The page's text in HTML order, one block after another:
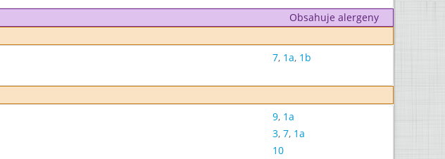
Obsahuje alergeny
7, 1a, 1b
9, 1a
3, 7, 1a
10